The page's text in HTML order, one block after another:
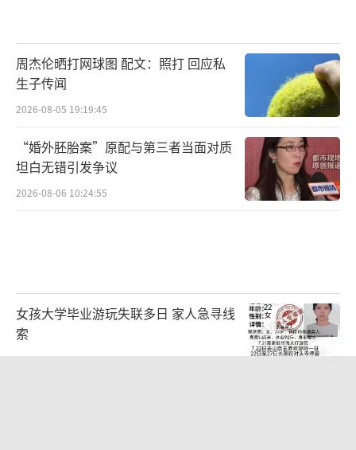
周杰伦晒打网球图 配文：照打 回应私
生子传闻
2026-08-05 19:19:45
“婚外胚胎案”原配与第三者当面对质
坦白无错引发争议
2026-08-06 10:24:55
女孩大学毕业游玩失联多日 家人急寻线
索
2026-08-03 11:50:30